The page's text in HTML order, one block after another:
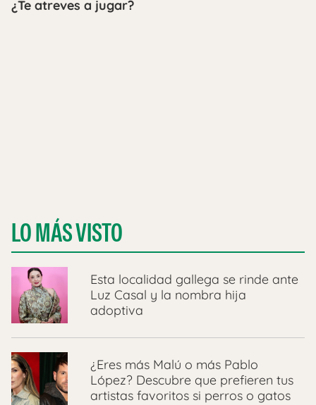
¿Te atreves a jugar?
LO MÁS VISTO
Esta localidad gallega se rinde ante
Luz Casal y la nombra hija
adoptiva
¿Eres más Malú o más Pablo
López? Descubre que prefieren tus
artistas favoritos si perros o gatos